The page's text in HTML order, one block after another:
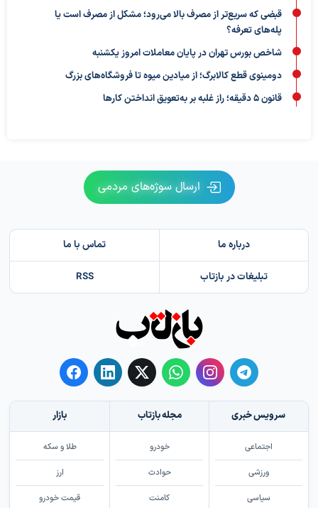
قبضی که سریع‌تر از مصرف بالا می‌رود؛ مشکل از مصرف است یا
پله‌های تعرفه؟
شاخص بورس تهران در پایان معاملات امروز یکشنبه
دومینوی قطع کالابرگ؛ از میادین میوه تا فروشگاه‌های بزرگ
قانون ۵ دقیقه؛ راز غلبه بر به‌تعویق‌ انداختن کارها
ارسال سوژه‌های مردمی
درباره ما تماس با ما
تبلیغات در بازتاب RSS
سرویس خبری
اجتماعی
ورزشی
سیاسی
مجله بازتاب
خودرو
حوادث
کامنت
بازار
طلا و سکه
ارز
قیمت خودرو